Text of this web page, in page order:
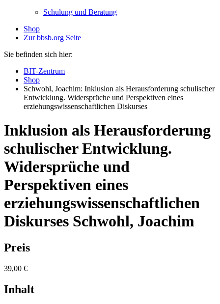
Schulung und Beratung
Shop
Zur bbsb.org Seite
Sie befinden sich hier:
BIT-Zentrum
Shop
Schwohl, Joachim: Inklusion als Herausforderung schulischer
Entwicklung. Widersprüche und Perspektiven eines
erziehungswissenschaftlichen Diskurses
Inklusion als Herausforderung
schulischer Entwicklung.
Widersprüche und
Perspektiven eines
erziehungswissenschaftlichen
Diskurses Schwohl, Joachim
Preis
39,00 €
Inhalt